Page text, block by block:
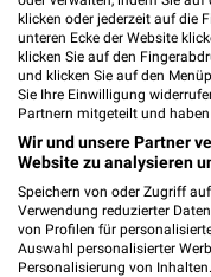
Heute
550,08 km
Rofu
66679
Heute
573,09 km
klicken oder jederzeit auf die
unteren Ecke der Website
klicken Sie auf den
und klicken Sie auf den
Sie Ihre Einwilligung
Partnern mitgeteilt und
Wir und unsere Partner
Website zu analysieren
Speichern von oder Zugriff
Verwendung reduzierter
von Profilen für
Auswahl personalisierter
Personalisierung von